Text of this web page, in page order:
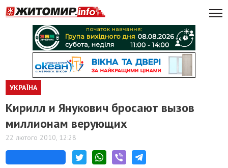
УКРАЇНА
Кирилл и Янукович бросают вызов
миллионам верующих
22 лютого 2010, 12:28